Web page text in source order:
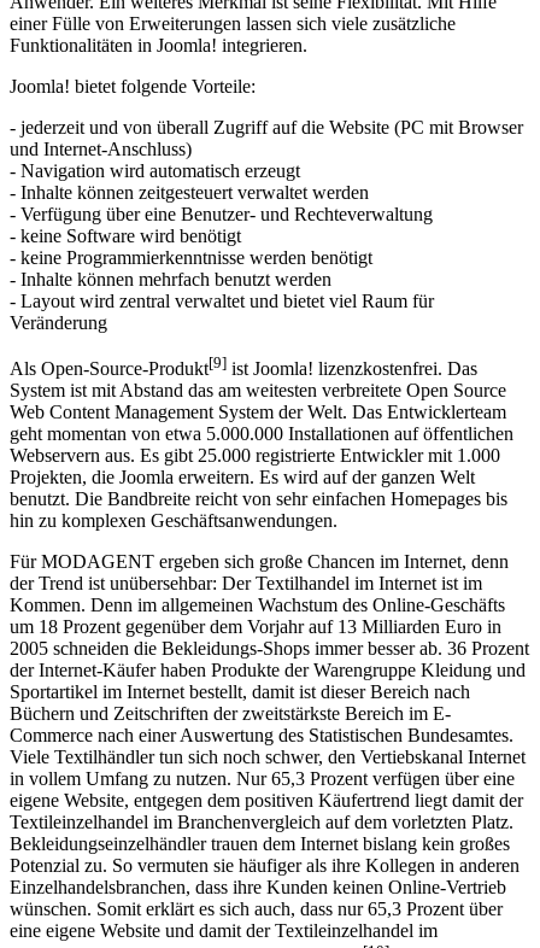
Funktionalitäten in Joomla! integrieren.
und Internet-Anschluss)
- Navigation wird automatisch erzeugt
- Inhalte können zeitgesteuert verwaltet werden
- Verfügung über eine Benutzer- und Rechteverwaltung
- keine Software wird benötigt
- keine Programmierkenntnisse werden benötigt
- Inhalte können mehrfach benutzt werden
- Layout wird zentral verwaltet und bietet viel Raum für
Veränderung
System ist mit Abstand das am weitesten verbreitete Open Source
Web Content Management System der Welt. Das Entwicklerteam
geht momentan von etwa 5.000.000 Installationen auf öffentlichen
Webservern aus. Es gibt 25.000 registrierte Entwickler mit 1.000
Projekten, die Joomla erweitern. Es wird auf der ganzen Welt
benutzt. Die Bandbreite reicht von sehr einfachen Homepages bis
hin zu komplexen Geschäftsanwendungen.
der Trend ist unübersehbar: Der Textilhandel im Internet ist im
Kommen. Denn im allgemeinen Wachstum des Online-Geschäfts
um 18 Prozent gegenüber dem Vorjahr auf 13 Milliarden Euro in
2005 schneiden die Bekleidungs-Shops immer besser ab. 36 Prozent
der Internet-Käufer haben Produkte der Warengruppe Kleidung und
Sportartikel im Internet bestellt, damit ist dieser Bereich nach
Büchern und Zeitschriften der zweitstärkste Bereich im E-
Commerce nach einer Auswertung des Statistischen Bundesamtes.
Viele Textilhändler tun sich noch schwer, den Vertiebskanal Internet
in vollem Umfang zu nutzen. Nur 65,3 Prozent verfügen über eine
eigene Website, entgegen dem positiven Käufertrend liegt damit der
Textileinzelhandel im Branchenvergleich auf dem vorletzten Platz.
Bekleidungseinzelhändler trauen dem Internet bislang kein großes
Potenzial zu. So vermuten sie häufiger als ihre Kollegen in anderen
Einzelhandelsbranchen, dass ihre Kunden keinen Online-Vertrieb
wünschen. Somit erklärt es sich auch, dass nur 65,3 Prozent über
eine eigene Website und damit der Textileinzelhandel im
Branchenvergleich den vorletzten Platz belegt.[10]